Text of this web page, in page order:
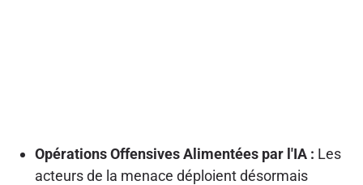
Opérations Offensives Alimentées par l'IA : Les
acteurs de la menace déploient désormais